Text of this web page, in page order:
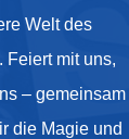
Welt des
Feiert mit uns,
– gemeinsam
die Magie und